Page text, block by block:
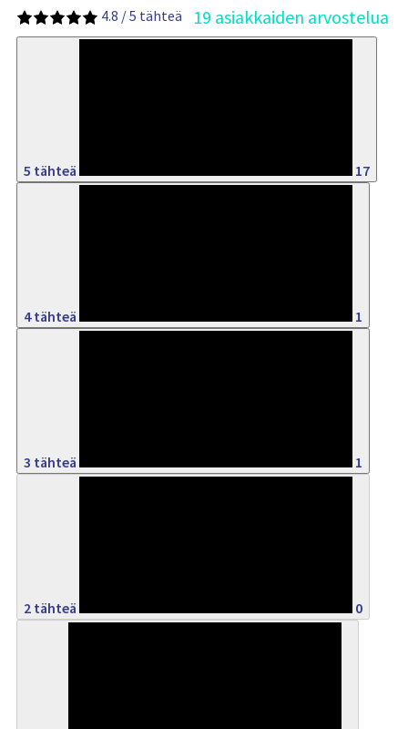
4.8 / 5 tähteä 19 asiakkaiden arvostelua
5 tähteä 17
4 tähteä 1
3 tähteä 1
2 tähteä 0